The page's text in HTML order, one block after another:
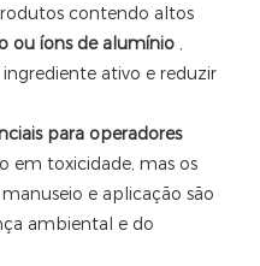
contendo altos
ou íons de alumínio ,
ativo e reduzir
para operadores
em toxicidade, mas os
e aplicação são
ambiental e do